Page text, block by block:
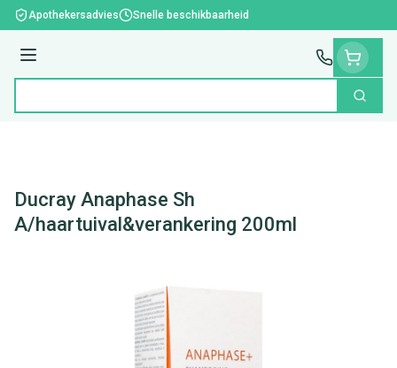
Ga naar de inhoud
Apothekersadvies Snelle beschikbaarheid
Menu
Zoek
Ducray Anaphase Sh
A/haartuival&verankering 200ml